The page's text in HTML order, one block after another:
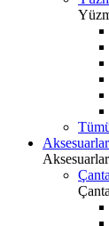
Aksesuarlar
Aksesuarlar
Çanta
Çanta